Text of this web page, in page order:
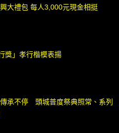
大禮包 每人3,000元現金相挺
獎」孝行楷模表揚
承不停 頭城普度祭典照常、系列